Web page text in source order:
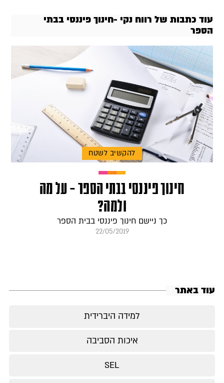
עוד כתבות של רווח נקי -חינוך פיננסי בבתי
הספר
להקשיב לשטח
חינוך פיננסי בבתי הספר – על מה
ולמה?
כך ניישם חינוך פיננסי בבית הספר
22/05/2019
עוד באתר
למידה היברידית
איכות הסביבה
SEL